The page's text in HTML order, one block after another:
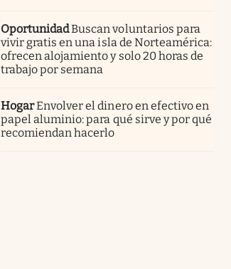
OportunidadBuscan voluntarios para
vivir gratis en una isla de Norteamérica:
ofrecen alojamiento y solo 20 horas de
trabajo por semana
HogarEnvolver el dinero en efectivo en
papel aluminio: para qué sirve y por qué
recomiendan hacerlo